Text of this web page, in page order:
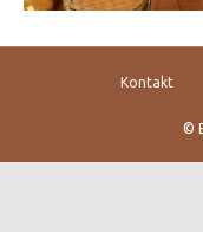
Kontakt
©